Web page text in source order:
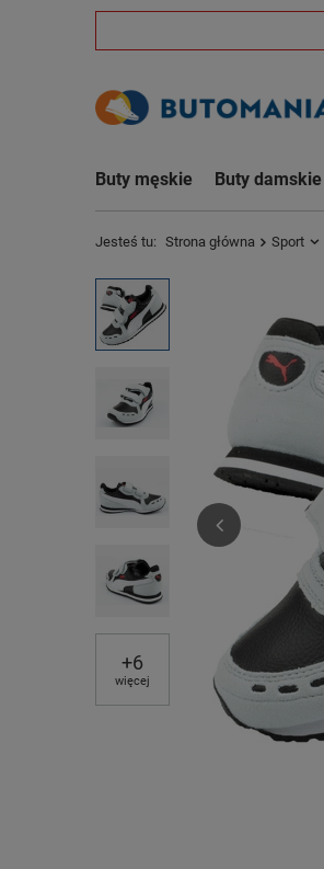
Buty męskie Buty damskie
Jesteś tu: Strona główna Sport
+6
więcej